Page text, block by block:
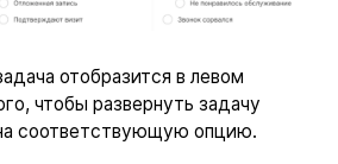
отобразится в левом
чтобы развернуть задачу
соответствующую опцию.